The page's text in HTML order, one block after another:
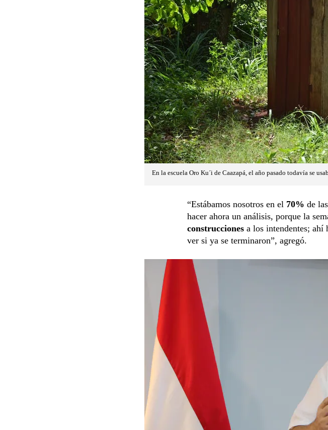
En la escuela Oro Ku´i de Caazapá, el año pasado todavía se
“Estábamos nosotros en el 70% de
hacer ahora un análisis, porque la
construcciones a los intendentes; ahí
ver si ya se terminaron”, agregó.